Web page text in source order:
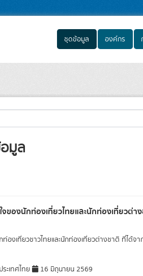
ชุดข้อมูล องค์กร
มูล
ของนักท่องเที่ยวไทยและนักท่องเที่ยวต่า
องเที่ยวชาวไทยและนักท่องเที่ยวต่างชาติ ที่ได้จา
ะเทศไทย 16 มิถุนายน 2569